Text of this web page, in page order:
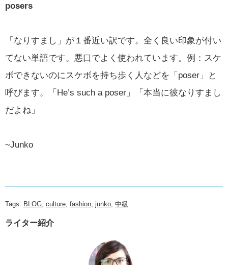
posers
「なりすまし」が１番近い訳です。全く良い印象が付い
てない単語です。悪口でよく使われています。例：スケ
ボできないのにスケボを持ち歩く人などを「poser」と
呼びます。「He’s such a poser」「本当に彼なりすまし
だよね」
~Junko
Tags: BLOG culture fashion junko 中級
ライター紹介